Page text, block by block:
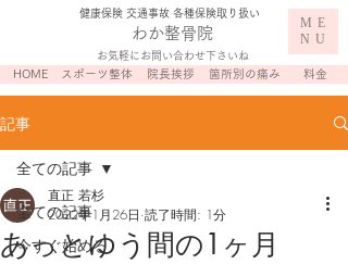
お気軽にお問い合わせ下さいね
わか整骨院
​健康保険 交通事故 各種保険取り扱い
ME
NU
スポーツ整体 院長挨拶 箇所別の痛み
HOME 料金
記事
全ての記事
今すぐ始める
全ての記事
あっとゆう間の1ヶ月
直正 若杉
2022年1月26日 読了時間: 1分